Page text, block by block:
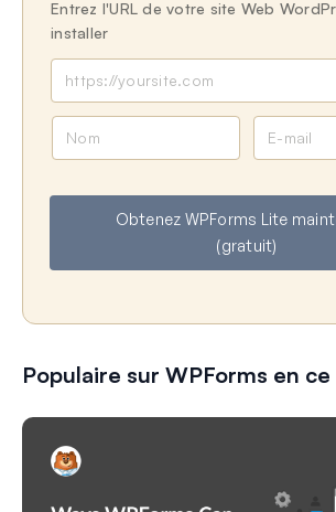
Entrez l'URL de votre site Web
installer
a
i
l
Obtenez WPForms Lite
(gratuit)
Populaire sur WPForms en